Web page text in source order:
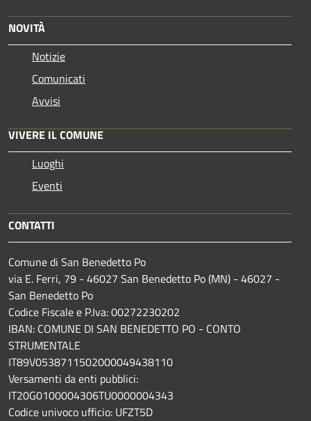
NOVITÀ
Notizie
Comunicati
Avvisi
VIVERE IL COMUNE
Luoghi
Eventi
CONTATTI
Comune di San Benedetto Po
via E. Ferri, 79 - 46027 San Benedetto Po (MN) - 46027 -
San Benedetto Po
Codice Fiscale e P.Iva: 00272230202
IBAN: COMUNE DI SAN BENEDETTO PO - CONTO
STRUMENTALE
IT89V0538711502000049438110
Versamenti da enti pubblici:
IT20G0100004306TU0000004343
Codice univoco ufficio: UFZT5D